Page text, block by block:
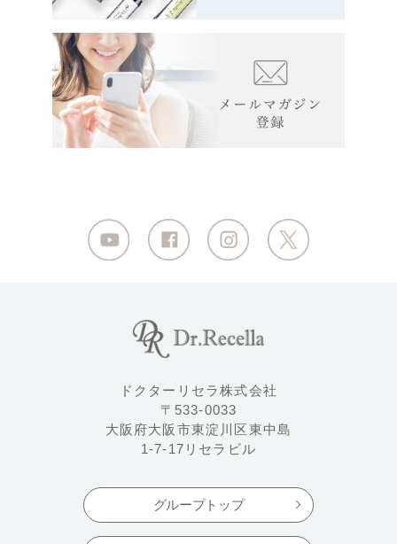
ドクターリセラ株式会社
〒533-0033
大阪府大阪市東淀川区東中島
1-7-17リセラビル
グループトップ